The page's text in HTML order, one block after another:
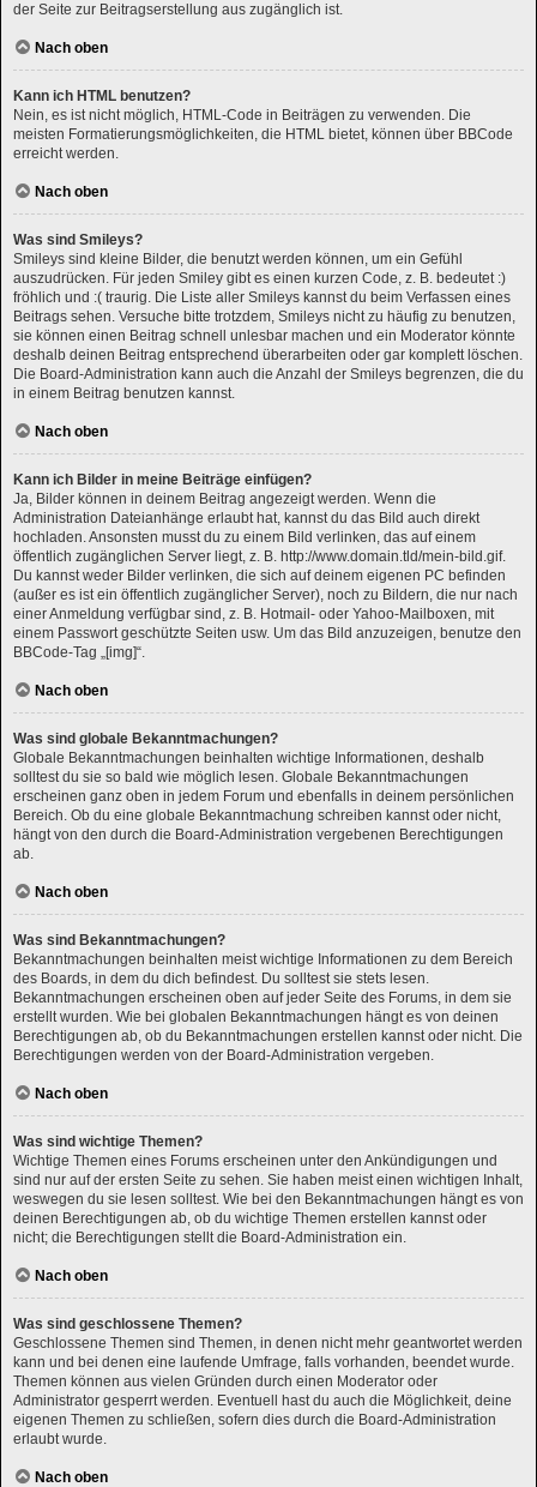
der Seite zur Beitragserstellung aus zugänglich ist.
Nach oben
Kann ich HTML benutzen?
Nein, es ist nicht möglich, HTML-Code in Beiträgen zu verwenden. Die
meisten Formatierungsmöglichkeiten, die HTML bietet, können über BBCode
erreicht werden.
Nach oben
Was sind Smileys?
Smileys sind kleine Bilder, die benutzt werden können, um ein Gefühl
auszudrücken. Für jeden Smiley gibt es einen kurzen Code, z. B. bedeutet :)
fröhlich und :( traurig. Die Liste aller Smileys kannst du beim Verfassen eines
Beitrags sehen. Versuche bitte trotzdem, Smileys nicht zu häufig zu benutzen,
sie können einen Beitrag schnell unlesbar machen und ein Moderator könnte
deshalb deinen Beitrag entsprechend überarbeiten oder gar komplett löschen.
Die Board-Administration kann auch die Anzahl der Smileys begrenzen, die du
in einem Beitrag benutzen kannst.
Nach oben
Kann ich Bilder in meine Beiträge einfügen?
Ja, Bilder können in deinem Beitrag angezeigt werden. Wenn die
Administration Dateianhänge erlaubt hat, kannst du das Bild auch direkt
hochladen. Ansonsten musst du zu einem Bild verlinken, das auf einem
öffentlich zugänglichen Server liegt, z. B. http://www.domain.tld/mein-bild.gif.
Du kannst weder Bilder verlinken, die sich auf deinem eigenen PC befinden
(außer es ist ein öffentlich zugänglicher Server), noch zu Bildern, die nur nach
einer Anmeldung verfügbar sind, z. B. Hotmail- oder Yahoo-Mailboxen, mit
einem Passwort geschützte Seiten usw. Um das Bild anzuzeigen, benutze den
BBCode-Tag „[img]“.
Nach oben
Was sind globale Bekanntmachungen?
Globale Bekanntmachungen beinhalten wichtige Informationen, deshalb
solltest du sie so bald wie möglich lesen. Globale Bekanntmachungen
erscheinen ganz oben in jedem Forum und ebenfalls in deinem persönlichen
Bereich. Ob du eine globale Bekanntmachung schreiben kannst oder nicht,
hängt von den durch die Board-Administration vergebenen Berechtigungen
ab.
Nach oben
Was sind Bekanntmachungen?
Bekanntmachungen beinhalten meist wichtige Informationen zu dem Bereich
des Boards, in dem du dich befindest. Du solltest sie stets lesen.
Bekanntmachungen erscheinen oben auf jeder Seite des Forums, in dem sie
erstellt wurden. Wie bei globalen Bekanntmachungen hängt es von deinen
Berechtigungen ab, ob du Bekanntmachungen erstellen kannst oder nicht. Die
Berechtigungen werden von der Board-Administration vergeben.
Nach oben
Was sind wichtige Themen?
Wichtige Themen eines Forums erscheinen unter den Ankündigungen und
sind nur auf der ersten Seite zu sehen. Sie haben meist einen wichtigen Inhalt,
weswegen du sie lesen solltest. Wie bei den Bekanntmachungen hängt es von
deinen Berechtigungen ab, ob du wichtige Themen erstellen kannst oder
nicht; die Berechtigungen stellt die Board-Administration ein.
Nach oben
Was sind geschlossene Themen?
Geschlossene Themen sind Themen, in denen nicht mehr geantwortet werden
kann und bei denen eine laufende Umfrage, falls vorhanden, beendet wurde.
Themen können aus vielen Gründen durch einen Moderator oder
Administrator gesperrt werden. Eventuell hast du auch die Möglichkeit, deine
eigenen Themen zu schließen, sofern dies durch die Board-Administration
erlaubt wurde.
Nach oben